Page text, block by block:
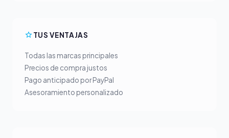
TUS VENTAJAS
Todas las marcas principales
Precios de compra justos
Pago anticipado por PayPal
Asesoramiento personalizado